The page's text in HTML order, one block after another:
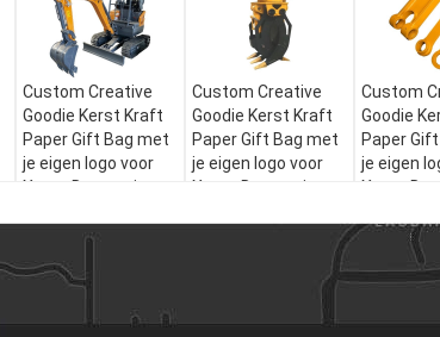
Custom Creative
Goodie Kerst Kraft
Paper Gift Bag met
je eigen logo voor
Xmas Decorative
Custom Creative
Goodie Kerst Kraft
Paper Gift Bag met
je eigen logo voor
Xmas Decorative
Custom
Goodie
Paper
je eigen
Xmas